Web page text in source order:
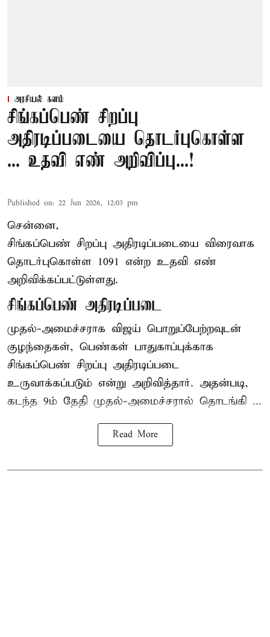
அரசியல் களம்
சிங்கப்பெண் சிறப்பு
அதிரடிப்படையை தொடர்புகொள்ள
... உதவி எண் அறிவிப்பு...!
Published on: 22 Jun 2026, 12:03 pm
சென்னை,
சிங்கப்பெண் சிறப்பு அதிரடிப்படையை விரைவாக
தொடர்புகொள்ள 1091 என்ற உதவி எண்
அறிவிக்கப்பட்டுள்ளது.
சிங்கப்பெண் அதிரடிப்படை
முதல்-அமைச்சராக விஜய் பொறுப்பேற்றவுடன்
குழந்தைகள், பெண்கள் பாதுகாப்புக்காக
சிங்கப்பெண் சிறப்பு அதிரடிப்படை
உருவாக்கப்படும் என்று அறிவித்தார். அதன்படி,
கடந்த 9ம் தேதி முதல்-அமைச்சரால் தொடங்கி ...
Read More